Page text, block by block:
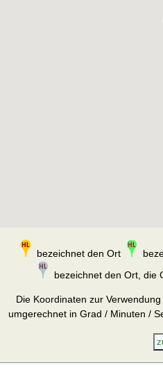
bezeichnet den Ort
bezeichnet den Ort, die
Die Koordinaten zur
umgerechnet in Grad / Minuten /